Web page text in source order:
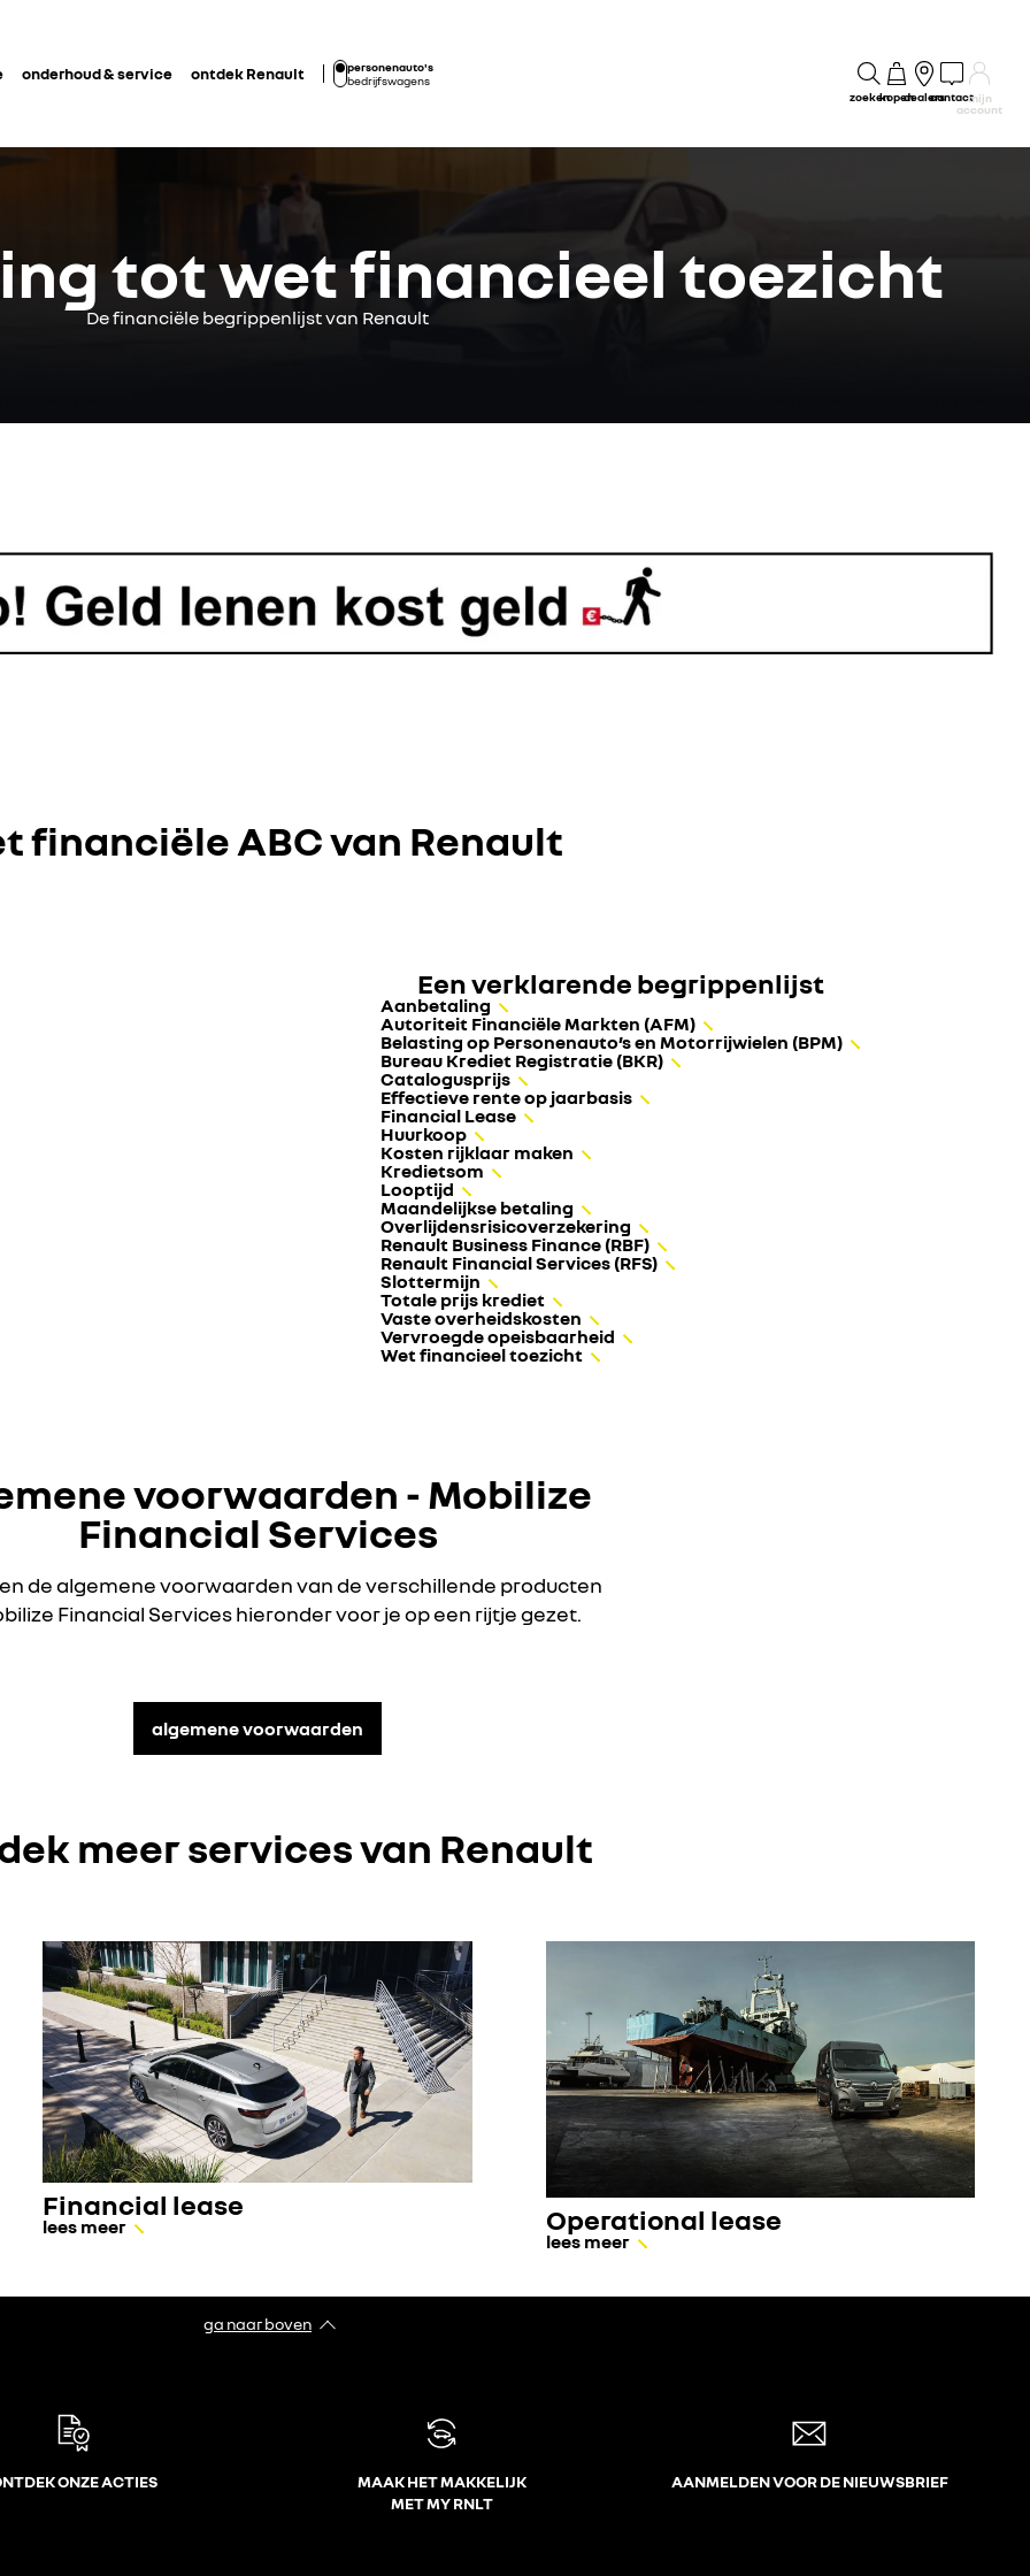
onderhoud & service ontdek Renault
personenauto's
bedrijfswagens
zoekenkopendealerscontactmijn
account
tot wet financieel toezicht
De financiële begrippenlijst van Renault
financiële ABC van Renault
Een verklarende begrippenlijst
Aanbetaling
Autoriteit Financiële Markten (AFM)
Belasting op Personenauto’s en Motorrijwielen (BPM)
Bureau Krediet Registratie (BKR)
Catalogusprijs
Effectieve rente op jaarbasis
Financial Lease
Huurkoop
Kosten rijklaar maken
Kredietsom
Looptijd
Maandelijkse betaling
Overlijdensrisicoverzekering
Renault Business Finance (RBF)
Renault Financial Services (RFS)
Slottermijn
Totale prijs krediet
Vaste overheidskosten
Vervroegde opeisbaarheid
Wet financieel toezicht
voorwaarden - Mobilize
Financial Services
de algemene voorwaarden van de verschillende producten
Financial Services hieronder voor je op een rijtje gezet.
algemene voorwaarden
meer services van Renault
Financial lease
lees meer Operational lease
lees meer
ga naar boven
ONZE ACTIES
MAAK HET MAKKELIJK
MET MY RNLT
AANMELDEN VOOR DE NIEUWSBRIEF